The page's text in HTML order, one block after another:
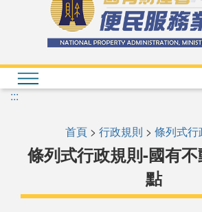
:::
首頁 > 行政規則 > 條列式行
條列式行政規則-國有
點